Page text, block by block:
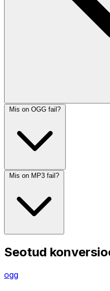
Mis on OGG fail?
Mis on MP3 fail?
Seotud
ogg